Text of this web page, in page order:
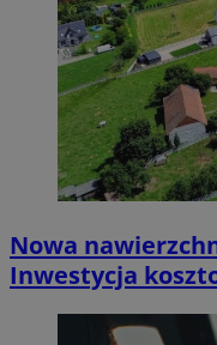
Nowa
Inwestycja